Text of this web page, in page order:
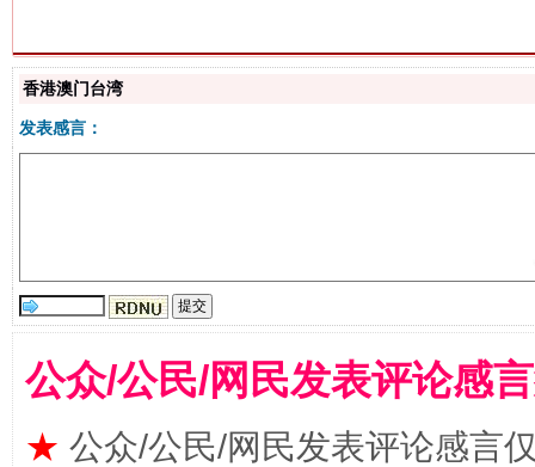
“刷贴”乱象丛生
生
揭批美国五大"原罪" "炒
香港澳门台湾
发表感言：
公众/公民/网民发表评论感
★ 公众/公民/网民发表评论感言